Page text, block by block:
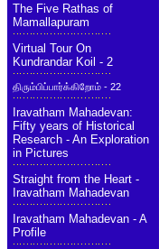
The Five Rathas of
Mamallapuram
Virtual Tour On
Kundrandar Koil - 2
திரும்பிப்பார்க்கிறோம் - 22
Iravatham Mahadevan:
Fifty years of Historical
Research - An Exploration
in Pictures
Straight from the Heart -
Iravatham Mahadevan
Iravatham Mahadevan - A
Profile